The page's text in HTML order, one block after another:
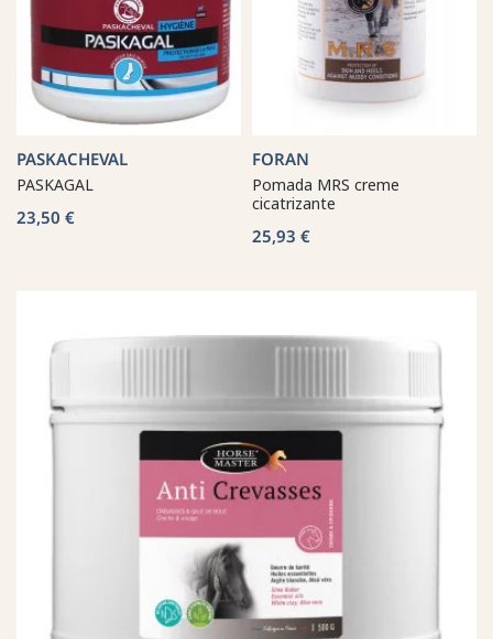
PASKACHEVAL
PASKAGAL
23,50 €
FORAN
Pomada MRS creme
cicatrizante
25,93 €